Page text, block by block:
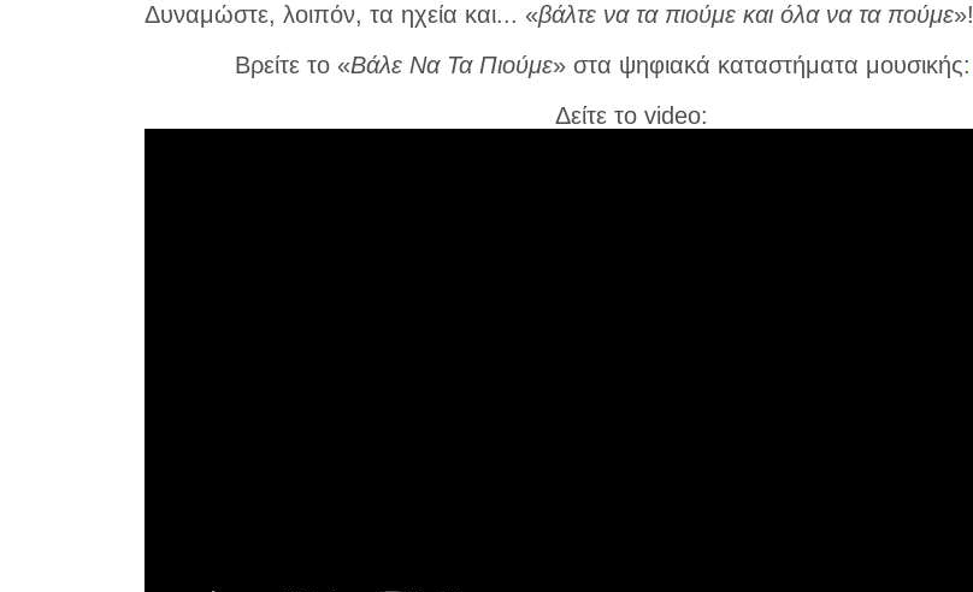
Δυναμώστε, λοιπόν, τα ηχεία και... «βάλτε να τα πιούμε και όλα να τα πούμε»!
Βρείτε το «Βάλε Να Τα Πιούμε» στα ψηφιακά καταστήματα μουσικής:
Δείτε το video: